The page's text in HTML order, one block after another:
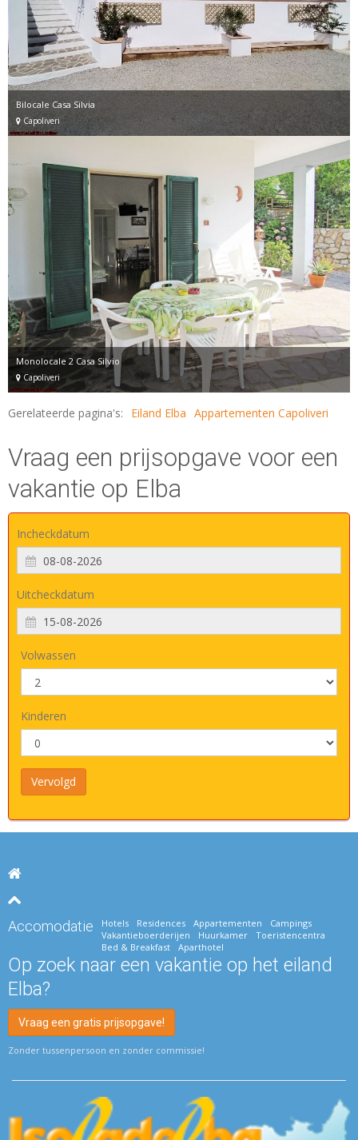
Bilocale Casa Silvia
Capoliveri
Monolocale 2 Casa Silvio
Capoliveri
Gerelateerde pagina's: Eiland Elba Appartementen Capoliveri
Vraag een prijsopgave voor een
vakantie op Elba
Incheckdatum
Uitcheckdatum
Volwassen
Kinderen
Accomodatie Hotels Residences Appartementen
Campings
Vakantieboerderijen
Huurkamer
Toeristencentra
Bed & Breakfast
Aparthotel
Op zoek naar een vakantie op het eiland
Elba?
Vraag een gratis prijsopgave!
Zonder tussenpersoon en zonder commissie!